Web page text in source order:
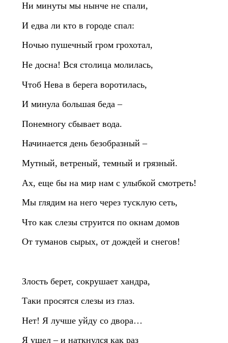
Ни минуты мы нынче не спали,
И едва ли кто в городе спал:
Ночью пушечный гром грохотал,
Не досна! Вся столица молилась,
Чтоб Нева в берега воротилась,
И минула большая беда –
Понемногу сбывает вода.
Начинается день безобразный –
Мутный, ветреный, темный и грязный.
Ах, еще бы на мир нам с улыбкой смотреть!
Мы глядим на него через тусклую сеть,
Что как слезы струится по окнам домов
От туманов сырых, от дождей и снегов!
Злость берет, сокрушает хандра,
Таки просятся слезы из глаз.
Нет! Я лучше уйду со двора…
Я ушел – и наткнулся как раз